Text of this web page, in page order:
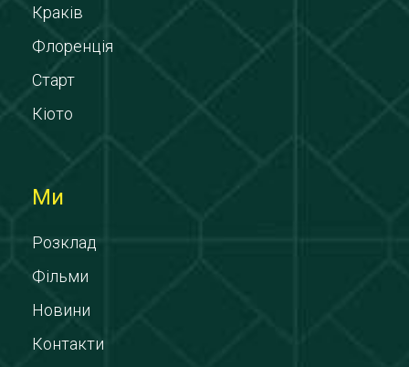
Краків
Флоренція
Старт
Кіото
Ми
Розклад
Фільми
Новини
Контакти